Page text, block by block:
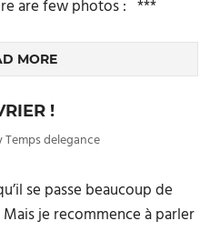
are few photos : ***
MORE
!
Temps delegance
se passe beaucoup de
Mais je recommence à parler